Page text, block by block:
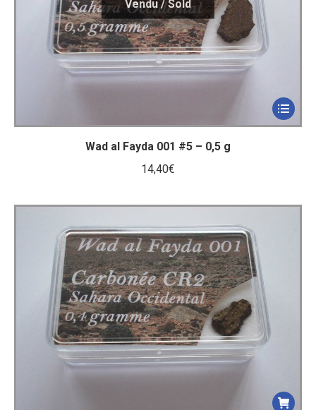
Wad al Fayda 001 #5 – 0,5 g
14,40€